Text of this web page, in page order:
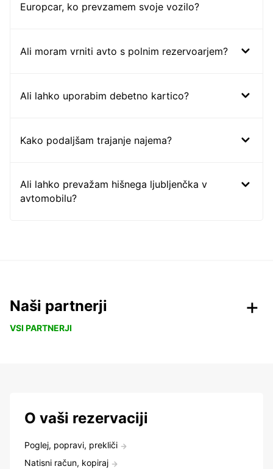
Europcar, ko prevzamem svoje vozilo?
Ali moram vrniti avto s polnim rezervoarjem?
Ali lahko uporabim debetno kartico?
Kako podaljšam trajanje najema?
Ali lahko prevažam hišnega ljubljenčka v
avtomobilu?
Naši partnerji
VSI PARTNERJI
O vaši rezervaciji
Poglej, popravi, prekliči
Natisni račun, kopiraj